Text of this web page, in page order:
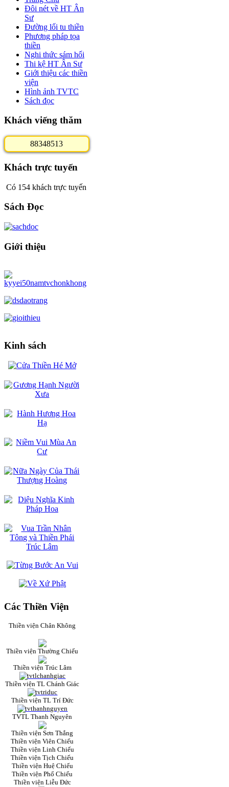
Đôi nét về HT Ân
Sư
Đường lối tu thiền
Phương pháp tọa
thiền
Nghi thức sám hối
Thi kệ HT Ân Sư
Giới thiệu các thiền
viện
Hình ảnh TVTC
Sách đọc
Khách viếng thăm
88348513
Khách trực tuyến
Có 154 khách trực tuyến
Sách Đọc
Giới thiệu
Kinh sách
Các Thiền Viện
Thiền viện Chân Không
Thiền viện Thường Chiếu
Thiền viện Trúc Lâm
Thiền viện TL Chánh Giác
Thiền viện TL Trí Đức
TVTL Thanh Nguyên
Thiền viện Sơn Thắng
Thiền viện Viên Chiếu
Thiền viện Linh Chiếu
Thiền viện Tịch Chiếu
Thiền viện Huệ Chiếu
Thiền viện Phổ Chiếu
Thiền viện Liễu Đức